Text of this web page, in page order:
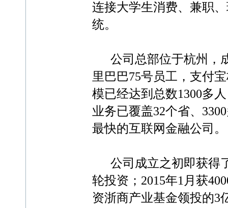
连接大学生消费、兼职
统。
公司总部位于杭州，
里巴巴75号员工，支付
模已经达到总数1300多
业务已覆盖32个省、
最快的互联网金融公司。
公司成立之初即获得
轮投资；2015年1月获
资浙商产业基金领投的3